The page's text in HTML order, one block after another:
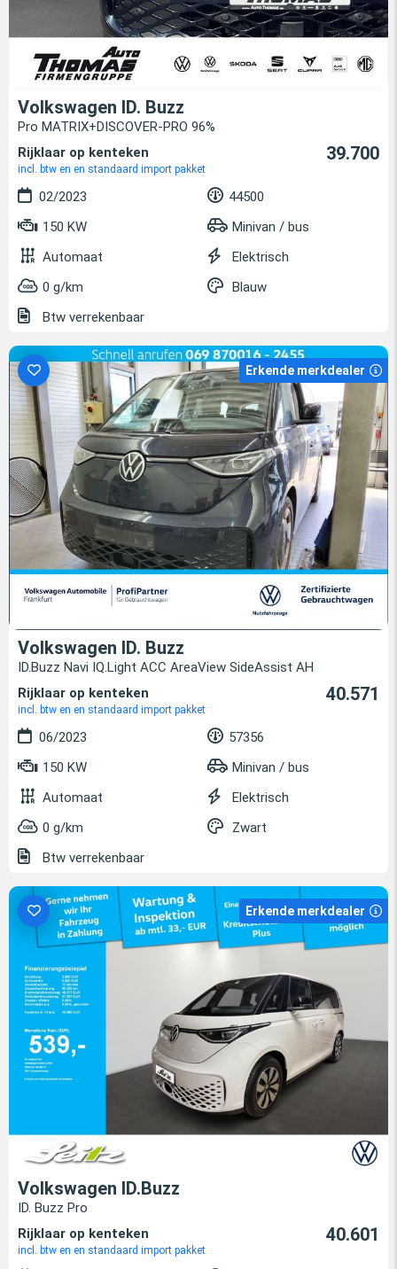
Volkswagen ID. Buzz
Pro MATRIX+DISCOVER-PRO 96%
Rijklaar op kenteken
incl. btw en en standaard import pakket
39.700
02/2023
44500
150 KW
Minivan / bus
Automaat
Elektrisch
0 g/km
Blauw
Btw verrekenbaar
Erkende merkdealer
Volkswagen ID. Buzz
ID.Buzz Navi IQ.Light ACC AreaView SideAssist AH
Rijklaar op kenteken
incl. btw en en standaard import pakket
40.571
06/2023
57356
150 KW
Minivan / bus
Automaat
Elektrisch
0 g/km
Zwart
Btw verrekenbaar
Erkende merkdealer
Volkswagen ID.Buzz
ID. Buzz Pro
Rijklaar op kenteken
incl. btw en en standaard import pakket
40.601